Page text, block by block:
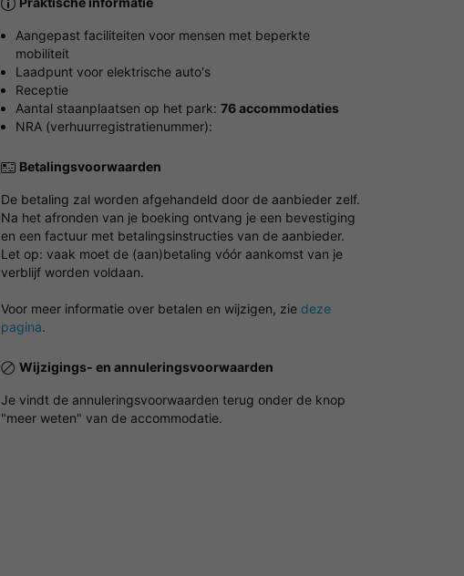
Aangepast faciliteiten voor mensen met beperkte
mobiliteit
Laadpunt voor elektrische auto's
Receptie
Aantal staanplaatsen op het park:76 accommodaties
NRA (verhuurregistratienummer):
Betalingsvoorwaarden
De betaling zal worden afgehandeld door de aanbieder zelf.
Na het afronden van je boeking ontvang je een bevestiging
en een factuur met betalingsinstructies van de aanbieder.
Let op: vaak moet de (aan)betaling vóór aankomst van je
verblijf worden voldaan.
Voor meer informatie over betalen en wijzigen, ziedeze
pagina.
Wijzigings- en annuleringsvoorwaarden
Je vindt de annuleringsvoorwaarden terug onder de knop
"meer weten" van de accommodatie.